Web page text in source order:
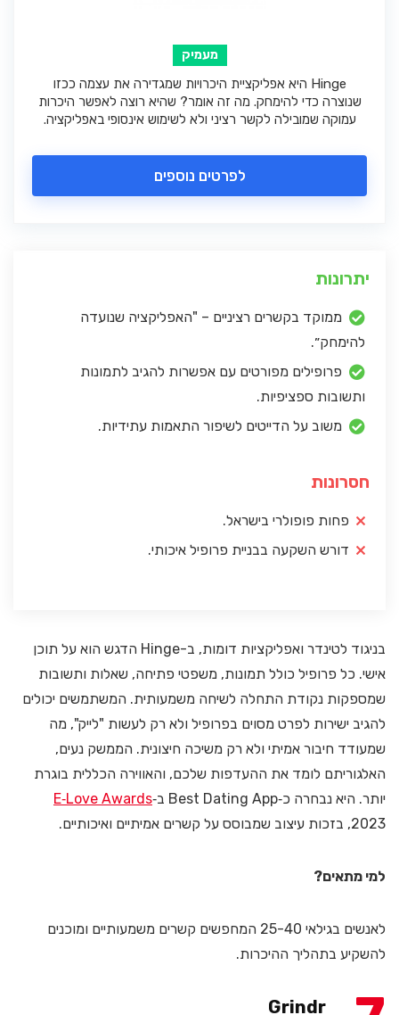
מעמיק
Hinge היא אפליקציית היכרויות שמגדירה את עצמה ככזו
שנוצרה כדי להימחק. מה זה אומר? שהיא רוצה לאפשר היכרות
עמוקה שמובילה לקשר רציני ולא לשימוש אינסופי באפליקציה.
לפרטים נוספים
יתרונות
ממוקד בקשרים רציניים – "האפליקציה שנועדה
להימחק״.
פרופילים מפורטים עם אפשרות להגיב לתמונות
ותשובות ספציפיות.
משוב על הדייטים לשיפור התאמות עתידיות.
חסרונות
פחות פופולרי בישראל.
דורש השקעה בבניית פרופיל איכותי.
בניגוד לטינדר ואפליקציות דומות, ב-Hinge הדגש הוא על תוכן
אישי. כל פרופיל כולל תמונות, משפטי פתיחה, שאלות ותשובות
שמספקות נקודת התחלה לשיחה משמעותית. המשתמשים יכולים
להגיב ישירות לפרט מסוים בפרופיל ולא רק לעשות "לייק", מה
שמעודד חיבור אמיתי ולא רק משיכה חיצונית. הממשק נעים,
האלגוריתם לומד את ההעדפות שלכם, והאווירה הכללית בוגרת
יותר. היא נבחרה כ‑Best Dating App ב‑
E‑Love Awards
2023, בזכות עיצוב שמבוסס על קשרים אמיתיים ואיכותיים.
למי מתאים?
לאנשים בגילאי 25-40 המחפשים קשרים משמעותיים ומוכנים
להשקיע בתהליך ההיכרות.
Grindr